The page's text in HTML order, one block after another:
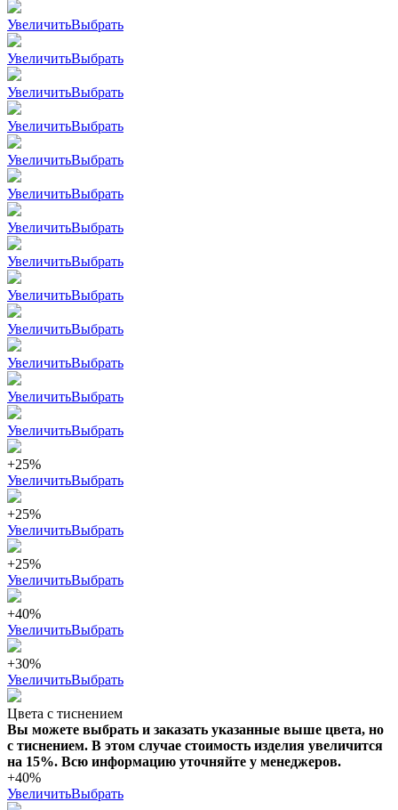
УвеличитьВыбрать
УвеличитьВыбрать
УвеличитьВыбрать
УвеличитьВыбрать
УвеличитьВыбрать
УвеличитьВыбрать
УвеличитьВыбрать
УвеличитьВыбрать
УвеличитьВыбрать
УвеличитьВыбрать
УвеличитьВыбрать
УвеличитьВыбрать
УвеличитьВыбрать
+25%
УвеличитьВыбрать
+25%
УвеличитьВыбрать
+25%
УвеличитьВыбрать
+40%
УвеличитьВыбрать
+30%
УвеличитьВыбрать
Цвета с тиснением
Вы можете выбрать и заказать указанные выше цвета, но
с тиснением. В этом случае стоимость изделия увеличится
на 15%. Всю информацию уточняйте у менеджеров.
+40%
УвеличитьВыбрать